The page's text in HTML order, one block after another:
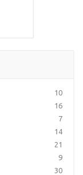
10
16
7
14
21
9
30